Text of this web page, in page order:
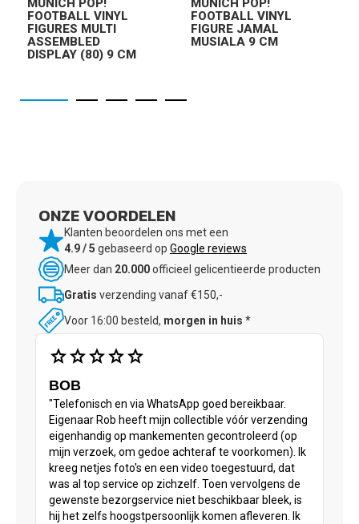
MUNICH POP!
FOOTBALL VINYL
FIGURES MULTI
ASSEMBLED
DISPLAY (80) 9 CM
MUNICH POP!
FOOTBALL VINYL
FIGURE JAMAL
MUSIALA 9 CM
ONZE VOORDELEN
Klanten beoordelen ons met een
4.9 / 5 gebaseerd op Google reviews
Meer dan 20.000officieel gelicentieerde producten
Gratis verzending vanaf €150,-
Voor 16:00 besteld, morgen in huis *
starstarstarstarstar
BOB
"Telefonisch en via WhatsApp goed bereikbaar.
Eigenaar Rob heeft mijn collectible vóór verzending
eigenhandig op mankementen gecontroleerd (op
mijn verzoek, om gedoe achteraf te voorkomen). Ik
kreeg netjes foto's en een video toegestuurd, dat
was al top service op zichzelf. Toen vervolgens de
gewenste bezorgservice niet beschikbaar bleek, is
hij het zelfs hoogstpersoonlijk komen afleveren. Ik